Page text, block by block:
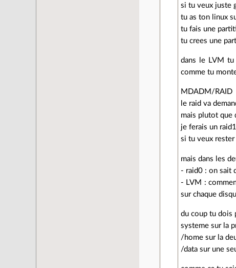
si tu veux juste
tu as ton linux
tu fais une
tu crees une
dans le LVM tu
comme tu
MDADM/RAID
le raid va
mais plutot que
je ferais un
si tu veux
mais dans les
- raid0 : on sait
- LVM :
sur chaque
du coup tu dois
systeme sur la
/home sur la
/data sur une